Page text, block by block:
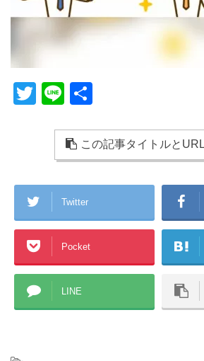
T
er
Li
e この記事タイトルと
Twitter
Pocket
LINE